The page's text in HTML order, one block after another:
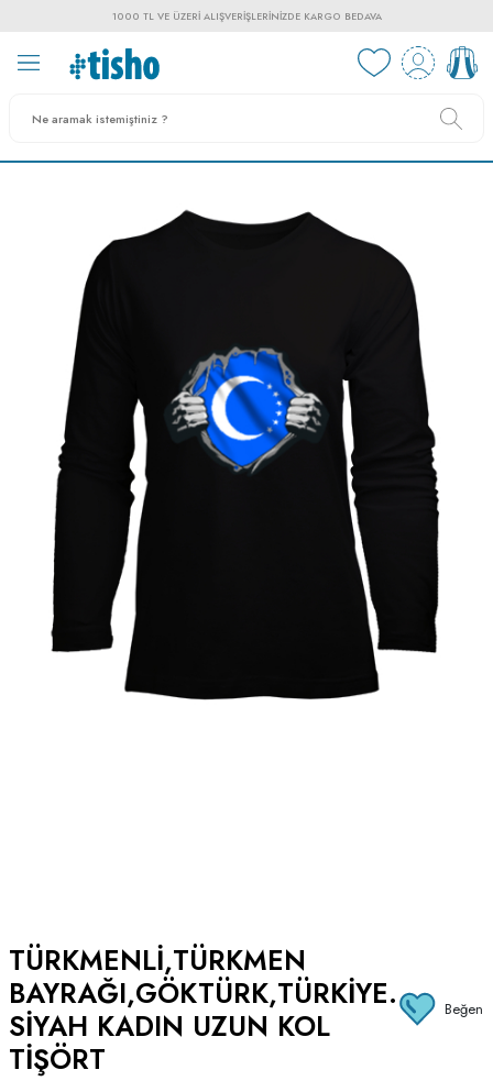
1000 TL VE ÜZERI ALIŞVERIŞLERINIZDE KARGO BEDAVA
TÜRKMENLI,TÜRKMEN
BAYRAĞI,GÖKTÜRK,TÜRKIYE.
SIYAH KADIN UZUN KOL
TIŞÖRT
Beğen